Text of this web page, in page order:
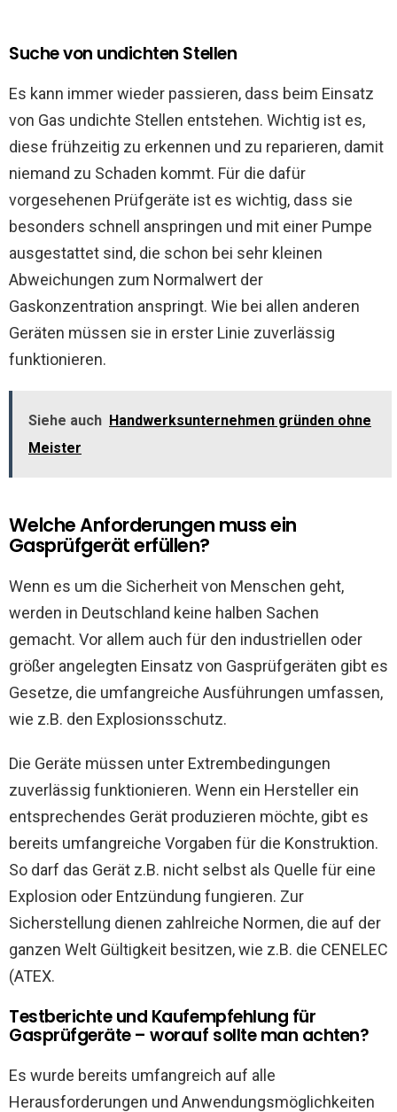
Suche von undichten Stellen
Es kann immer wieder passieren, dass beim Einsatz
von Gas undichte Stellen entstehen. Wichtig ist es,
diese frühzeitig zu erkennen und zu reparieren, damit
niemand zu Schaden kommt. Für die dafür
vorgesehenen Prüfgeräte ist es wichtig, dass sie
besonders schnell anspringen und mit einer Pumpe
ausgestattet sind, die schon bei sehr kleinen
Abweichungen zum Normalwert der
Gaskonzentration anspringt. Wie bei allen anderen
Geräten müssen sie in erster Linie zuverlässig
funktionieren.
Siehe auch Handwerksunternehmen gründen ohne
Meister
Welche Anforderungen muss ein
Gasprüfgerät erfüllen?
Wenn es um die Sicherheit von Menschen geht,
werden in Deutschland keine halben Sachen
gemacht. Vor allem auch für den industriellen oder
größer angelegten Einsatz von Gasprüfgeräten gibt es
Gesetze, die umfangreiche Ausführungen umfassen,
wie z.B. den Explosionsschutz.
Die Geräte müssen unter Extrembedingungen
zuverlässig funktionieren. Wenn ein Hersteller ein
entsprechendes Gerät produzieren möchte, gibt es
bereits umfangreiche Vorgaben für die Konstruktion.
So darf das Gerät z.B. nicht selbst als Quelle für eine
Explosion oder Entzündung fungieren. Zur
Sicherstellung dienen zahlreiche Normen, die auf der
ganzen Welt Gültigkeit besitzen, wie z.B. die CENELEC
(ATEX.
Testberichte und Kaufempfehlung für
Gasprüfgeräte – worauf sollte man achten?
Es wurde bereits umfangreich auf alle
Herausforderungen und Anwendungsmöglichkeiten